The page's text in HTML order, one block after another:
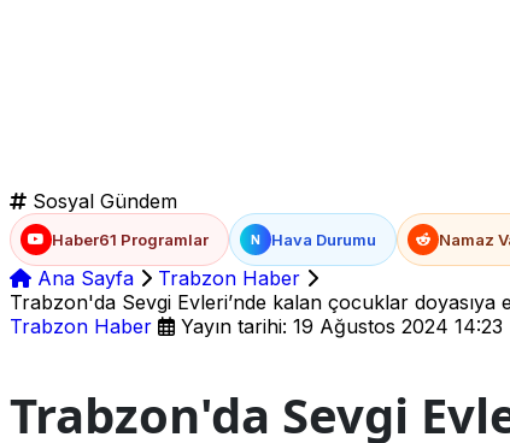
Sosyal Gündem
Haber61 Programlar N Hava Durumu Namaz
Ana Sayfa
Trabzon Haber
Trabzon'da Sevgi Evleri’nde kalan çocuklar doyasıya
Trabzon Haber
Yayın tarihi: 19 Ağustos 2024 14:23
Trabzon'da Sevgi